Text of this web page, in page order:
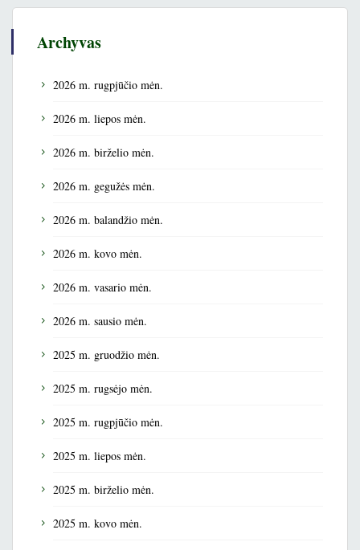
Archyvas
2026 m. rugpjūčio mėn.
2026 m. liepos mėn.
2026 m. birželio mėn.
2026 m. gegužės mėn.
2026 m. balandžio mėn.
2026 m. kovo mėn.
2026 m. vasario mėn.
2026 m. sausio mėn.
2025 m. gruodžio mėn.
2025 m. rugsėjo mėn.
2025 m. rugpjūčio mėn.
2025 m. liepos mėn.
2025 m. birželio mėn.
2025 m. kovo mėn.